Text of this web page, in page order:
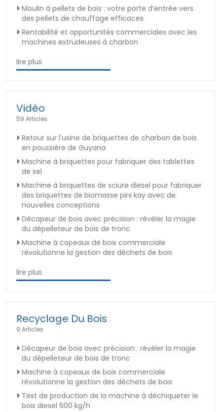
Moulin à pellets de bois : votre porte d’entrée vers
des pellets de chauffage efficaces
Rentabilité et opportunités commerciales avec les
machines extrudeuses à charbon
lire plus
Vidéo
59 Articles
Retour sur l'usine de briquettes de charbon de bois
en poussière de Guyana
Machine à briquettes pour fabriquer des tablettes
de sel
Machine à briquettes de sciure diesel pour fabriquer
des briquettes de biomasse pini kay avec de
nouvelles conceptions
Décapeur de bois avec précision : révéler la magie
du dépelleteur de bois de tronc
Machine à copeaux de bois commerciale
révolutionne la gestion des déchets de bois
lire plus
Recyclage Du Bois
9 Articles
Décapeur de bois avec précision : révéler la magie
du dépelleteur de bois de tronc
Machine à copeaux de bois commerciale
révolutionne la gestion des déchets de bois
Test de production de la machine à déchiqueter le
bois diesel 600 kg/h